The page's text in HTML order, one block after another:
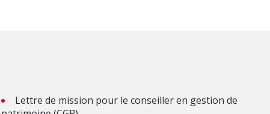
Lettre de mission pour le conseiller en gestion de